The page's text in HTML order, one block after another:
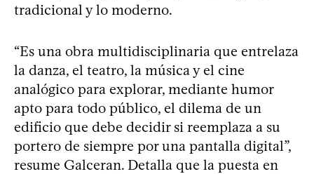
tradicional y lo moderno.
“Es una obra multidisciplinaria que entrelaza
la danza, el teatro, la música y el cine
analógico para explorar, mediante humor
apto para todo público, el dilema de un
edificio que debe decidir si reemplaza a su
portero de siempre por una pantalla digital”,
resume Galceran. Detalla que la puesta en